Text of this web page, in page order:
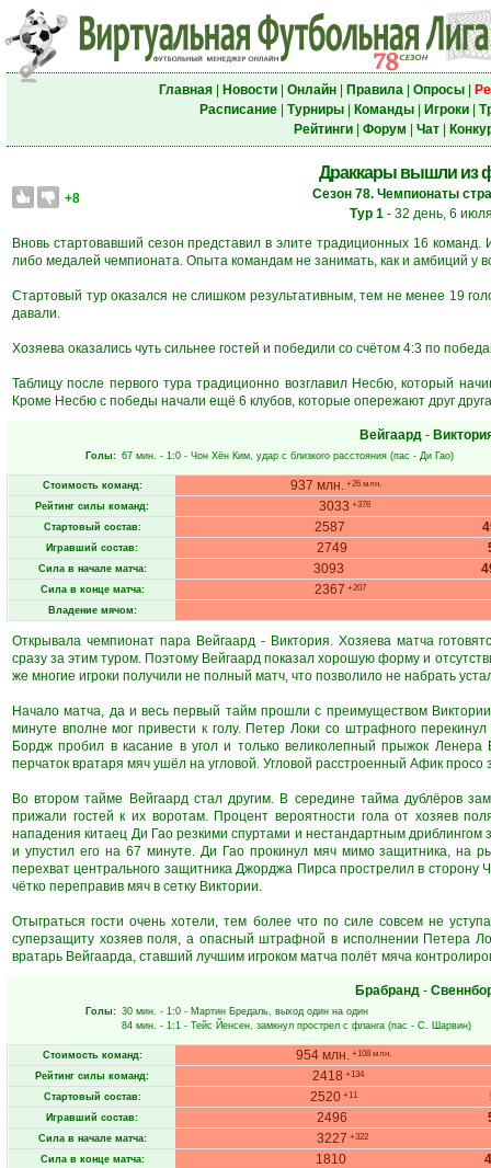
Главная| Новости| Онлайн| Правила| Опросы|
Расписание| Турниры| Команды| Игроки|
Рейтинги| Форум Чат|
Драккары вышли из
+8
Сезон 78. Чемпионаты
Тур 1 - 32 день, 6
Вновь стартовавший сезон представил в элите традиционных 16
либо медалей чемпионата. Опыта командам не занимать, как и амбиций у
Стартовый тур оказался не слишком результативным, тем не менее 19
давали.
Хозяева оказались чуть сильнее гостей и победили со счётом 4:3 по
Таблицу после первого тура традиционно возглавил Несбю, который
Кроме Несбю с победы начали ещё 6 клубов, которые опережают друг
Вейгаард -
Голы: 67 мин. - 1:0 - Чон Хён Ким, удар с близкого расстояния (пас - Ди Гао)
Стоимость команд: 937 млн. +26 млн.
Рейтинг силы команд: 3033 +376
Стартовый состав: 2587
Игравший состав: 2749
Сила в начале матча: 3093
Сила в конце матча: 2367 +207
Владение мячом:
Открывала чемпионат пара Вейгаард - Виктория. Хозяева матча
сразу за этим туром. Поэтому Вейгаард показал хорошую форму и
же многие игроки получили не полный матч, что позволило не набрать
Начало матча, да и весь первый тайм прошли с преимуществом
минуте вполне мог привести к голу. Петер Локи со штрафного
Бордж пробил в касание в угол и только великолепный прыжок
перчаток вратаря мяч ушёл на угловой. Угловой расстроенный Афик просо
Во втором тайме Вейгаард стал другим. В середине тайма дублёров
прижали гостей к их воротам. Процент вероятности гола от хозяев
нападения китаец Ди Гао резкими спуртами и нестандартным
и упустил его на 67 минуте. Ди Гао прокинул мяч мимо защитника, на
перехват центрального защитника Джорджа Пирса прострелил в
чётко переправив мяч в сетку Виктории.
Отыграться гости очень хотели, тем более что по силе совсем не
суперзащиту хозяев поля, а опасный штрафной в исполнении Петера
вратарь Вейгаарда, ставший лучшим игроком матча полёт мяча
Брабранд-
Голы: 30 мин. - 1:0 - Мартин Бредаль, выход один на один
84 мин. - 1:1 - Тейс Йенсен, замкнул прострел с фланга (пас - С. Шарвин)
Стоимость команд: 954 млн. +108 млн.
Рейтинг силы команд: 2418 +134
Стартовый состав: 2520+11
Игравший состав: 2496
Сила в начале матча: 3227 +322
Сила в конце матча: 1810